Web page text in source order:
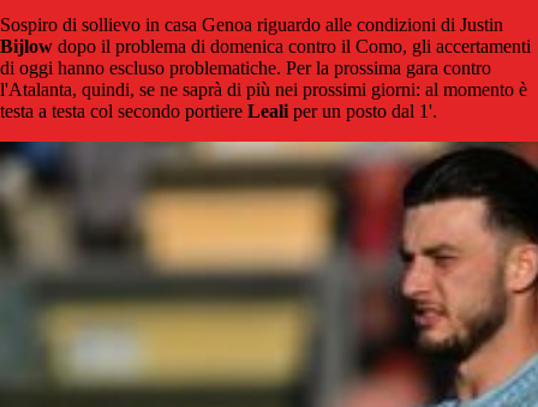
Sospiro di sollievo in casa Genoa riguardo alle condizioni di Justin
Bijlow dopo il problema di domenica contro il Como, gli accertamenti
di oggi hanno escluso problematiche. Per la prossima gara contro
l'Atalanta, quindi, se ne saprà di più nei prossimi giorni: al momento è
testa a testa col secondo portiere Leali per un posto dal 1'.